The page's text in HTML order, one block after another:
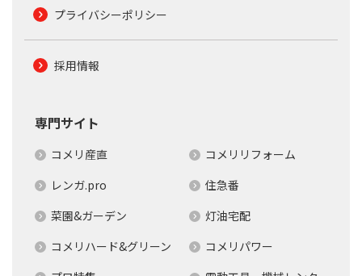
プライバシーポリシー
採用情報
専門サイト
コメリ産直
コメリリフォーム
レンガ.pro
住急番
菜園&ガーデン
灯油宅配
コメリハード&グリーン
コメリパワー